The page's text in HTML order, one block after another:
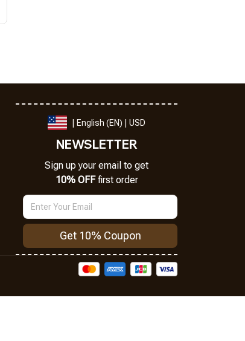
| English (EN) | USD
NEWSLETTER
Sign up your email to get
10% OFF first order
Get 10% Coupon